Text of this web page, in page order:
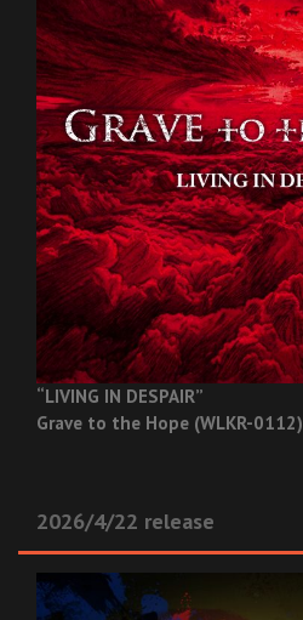
“LIVING IN DESPAIR”
Grave to the Hope (WLKR-0112)
2026/4/22 release